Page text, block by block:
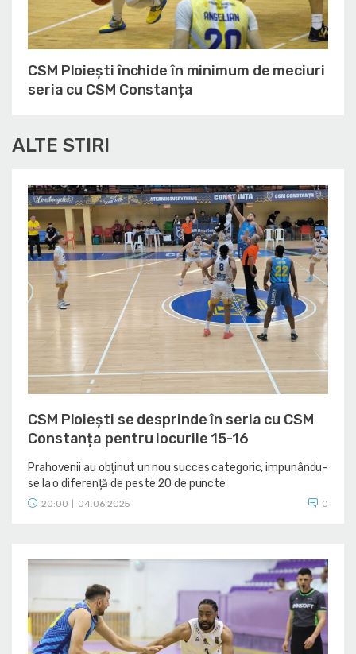
CSM Ploiești închide în minimum de meciuri
seria cu CSM Constanța
ALTE STIRI
CSM Ploiești se desprinde în seria cu CSM
Constanța pentru locurile 15-16
Prahovenii au obținut un nou succes categoric, impunându-
se la o diferență de peste 20 de puncte
20:00 04.06.2025 0